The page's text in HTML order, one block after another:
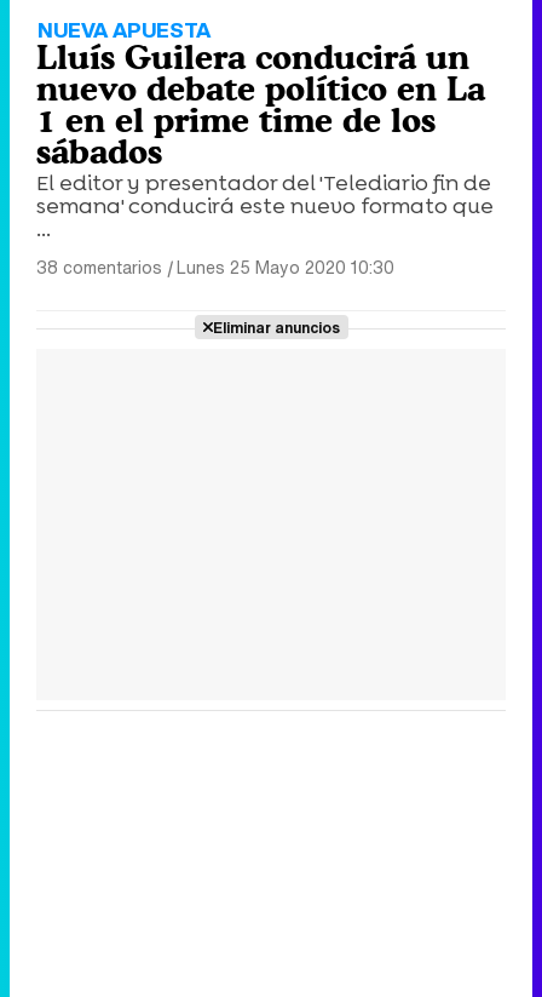
NUEVA APUESTA
Lluís Guilera conducirá un
nuevo debate político en La
1 en el prime time de los
sábados
El editor y presentador del 'Telediario fin de
semana' conducirá este nuevo formato que
...
38 comentarios |Lunes 25 Mayo 2020 10:30
Eliminar anuncios